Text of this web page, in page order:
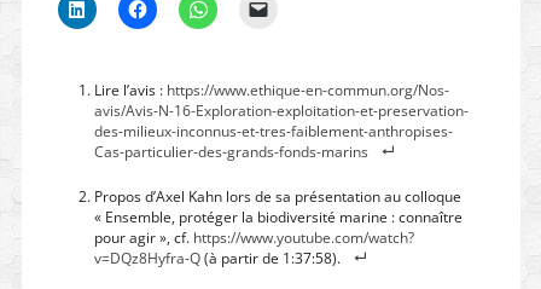
Lire l’avis : https://www.ethique-en-commun.org/Nos-
avis/Avis-N-16-Exploration-exploitation-et-preservation-
des-milieux-inconnus-et-tres-faiblement-anthropises-
Cas-particulier-des-grands-fonds-marins
Propos d’Axel Kahn lors de sa présentation au colloque
« Ensemble, protéger la biodiversité marine : connaître
pour agir », cf. https://www.youtube.com/watch?
v=DQz8Hyfra-Q(à partir de 1:37:58).